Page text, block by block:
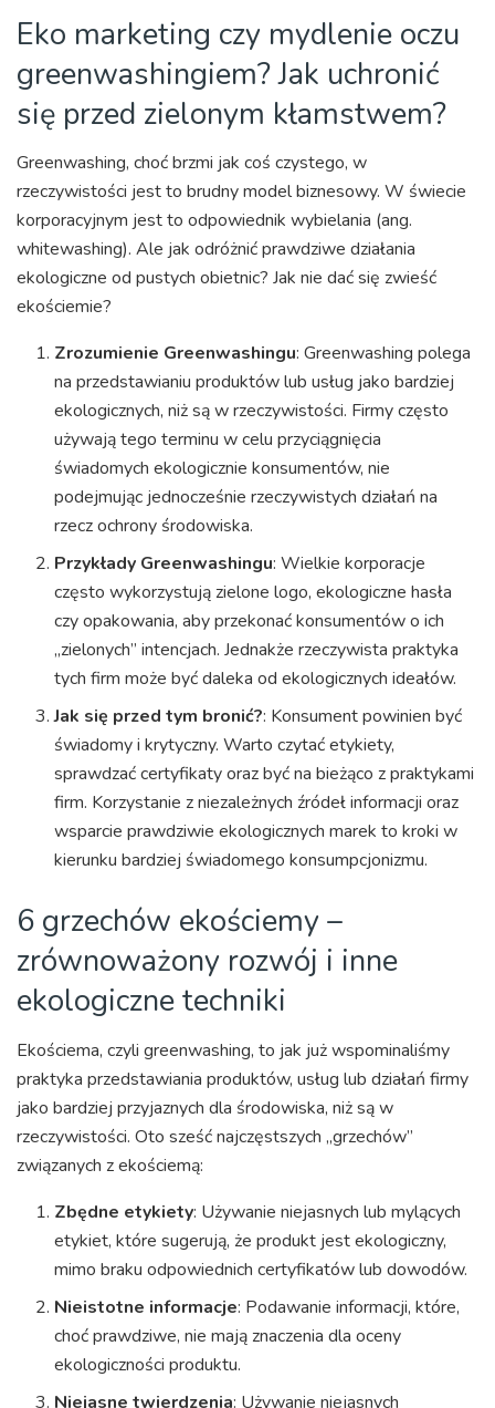
Eko marketing czy mydlenie oczu
greenwashingiem? Jak uchronić
się przed zielonym kłamstwem?
Greenwashing, choć brzmi jak coś czystego, w
rzeczywistości jest to brudny model biznesowy. W świecie
korporacyjnym jest to odpowiednik wybielania (ang.
whitewashing). Ale jak odróżnić prawdziwe działania
ekologiczne od pustych obietnic? Jak nie dać się zwieść
ekościemie?
Zrozumienie Greenwashingu: Greenwashing polega
na przedstawianiu produktów lub usług jako bardziej
ekologicznych, niż są w rzeczywistości. Firmy często
używają tego terminu w celu przyciągnięcia
świadomych ekologicznie konsumentów, nie
podejmując jednocześnie rzeczywistych działań na
rzecz ochrony środowiska.
Przykłady Greenwashingu: Wielkie korporacje
często wykorzystują zielone logo, ekologiczne hasła
czy opakowania, aby przekonać konsumentów o ich
„zielonych” intencjach. Jednakże rzeczywista praktyka
tych firm może być daleka od ekologicznych ideałów.
Jak się przed tym bronić?: Konsument powinien być
świadomy i krytyczny. Warto czytać etykiety,
sprawdzać certyfikaty oraz być na bieżąco z praktykami
firm. Korzystanie z niezależnych źródeł informacji oraz
wsparcie prawdziwie ekologicznych marek to kroki w
kierunku bardziej świadomego konsumpcjonizmu.
6 grzechów ekościemy –
zrównoważony rozwój i inne
ekologiczne techniki
Ekościema, czyli greenwashing, to jak już wspominaliśmy
praktyka przedstawiania produktów, usług lub działań firmy
jako bardziej przyjaznych dla środowiska, niż są w
rzeczywistości. Oto sześć najczęstszych „grzechów”
związanych z ekościemą:
Zbędne etykiety: Używanie niejasnych lub mylących
etykiet, które sugerują, że produkt jest ekologiczny,
mimo braku odpowiednich certyfikatów lub dowodów.
Nieistotne informacje: Podawanie informacji, które,
choć prawdziwe, nie mają znaczenia dla oceny
ekologiczności produktu.
Niejasne twierdzenia: Używanie niejasnych